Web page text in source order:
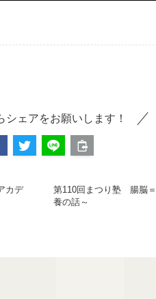
シェアをお願いします！
カデ
第110回まつり塾 腸脳
養の話～